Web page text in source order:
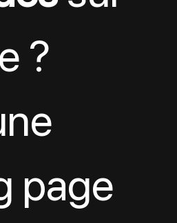
?
page